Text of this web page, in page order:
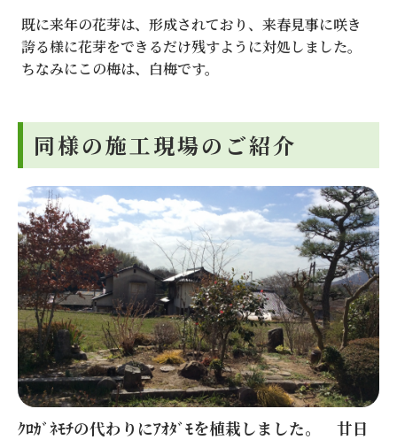
既に来年の花芽は、形成されており、来春見事に咲き
誇る様に花芽をできるだけ残すように対処しました。
ちなみにこの梅は、白梅です。
同様の施工現場のご紹介
ｸﾛｶﾞﾈﾓﾁの代わりにｱｵﾀﾞﾓを植栽しました。 廿日